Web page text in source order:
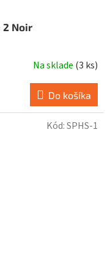
Noir
Na sklade (3 ks)
Do košíka
Kód:SPHS-1